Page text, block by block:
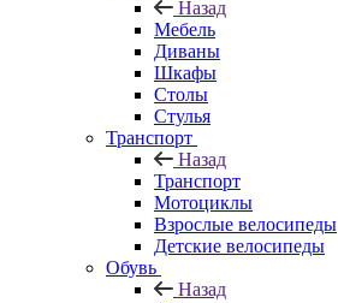
Назад
Мебель
Диваны
Шкафы
Столы
Стулья
Транспорт
Назад
Транспорт
Мотоциклы
Взрослые велосипеды
Детские велосипеды
Обувь
Назад